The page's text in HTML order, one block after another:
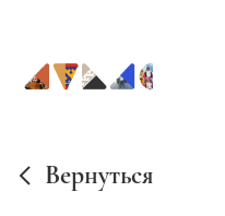
Вернуться